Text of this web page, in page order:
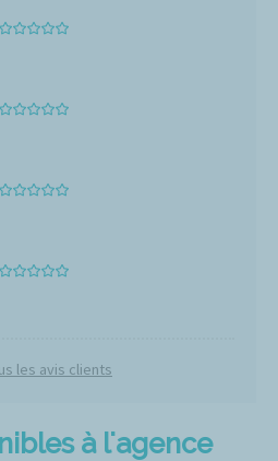
à l'agence
les avis clients